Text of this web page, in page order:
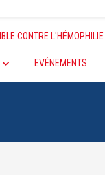
CONTRE L'HÉMOPHILIE
EVÉNEMENTS